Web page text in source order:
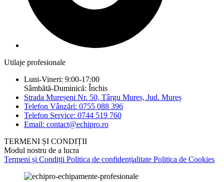
Utilaje profesionale
Luni-Vineri: 9:00-17:00
Sâmbătă-Duminică: Închis
Strada Mureșeni Nr. 50, Târgu Mureș, Jud. Mureș
Telefon Vânzări: 0755 088 396
Telefon Service: 0744 519 760
Email: contact@echipro.ro
TERMENI ȘI CONDIȚII
Modul nostru de a lucra
Termeni și Condiții Politica de confidențialitate Politica de Cookies